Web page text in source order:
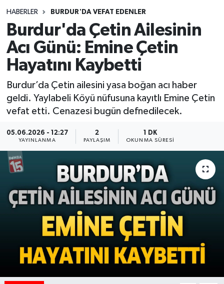
HABERLER BURDUR'DA VEFAT EDENLER
Burdur'da Çetin Ailesinin
Acı Günü: Emine Çetin
Hayatını Kaybetti
Burdur’da Çetin ailesini yasa boğan acı haber
geldi. Yaylabeli Köyü nüfusuna kayıtlı Emine Çetin
vefat etti. Cenazesi bugün defnedilecek.
05.06.2026 - 12:27
YAYINLANMA
2
PAYLAŞIM
1 DK
OKUNMA SÜRESI
Spor
Tebrik
Türkiye